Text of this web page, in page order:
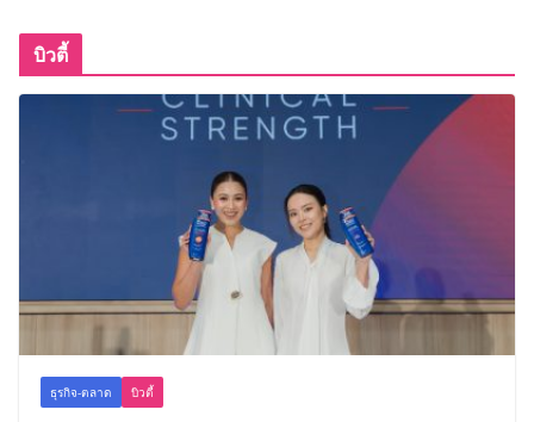
บิวตี้
ธุรกิจ-ตลาด บิวตี้